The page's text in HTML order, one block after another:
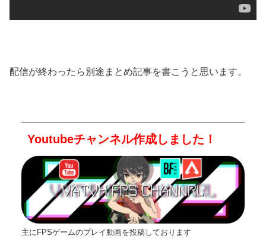
配信が終わったら別途まとめ記事を書こうと思います。
Youtubeチャンネル作成しました！
主にFPSゲームのプレイ動画を投稿しております